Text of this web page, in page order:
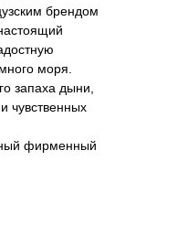
брендом
моря.
запаха дыни,
чувственных
фирменный